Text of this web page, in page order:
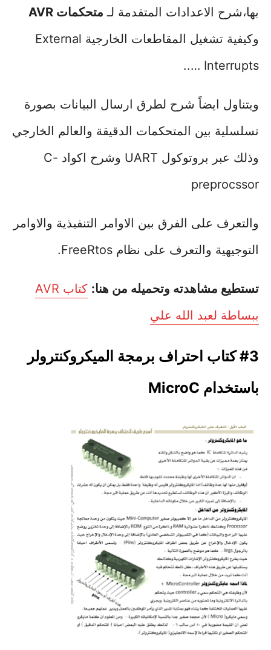
بها،شرح الاعدادات المتقدمة لـ متحكمات AVR
وكيفية تشغيل المقاطعات الخارجية External
Interrupts …..
ويتناول ايضاً شرح لطرق ارسال البيانات بصورة
تسلسلية بين المتحكمات الدقيقة والعالم الخارجي
وذلك عبر بروتوكول UART وشرح اكواد C-
preprocssor
والتعرف على الفرق بين الاوامر التنفيذية والاوامر
التوجيهية والتعرف على نظام FreeRtos.
تستطيع مشاهدته وتحميله من هنا:
كتاب AVR
ببساطة لعبد الله علي
#3 كتاب احتراف برمجة الميكروكنترولر
باستخدام MicroC